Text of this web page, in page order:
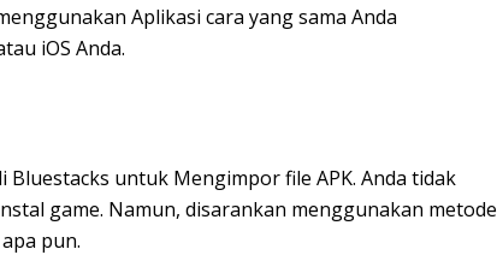
Aplikasi cara yang sama Anda
iOS Anda.
Bluestacks untuk Mengimpor file APK. Anda tidak
game. Namun, disarankan menggunakan metode
pun.